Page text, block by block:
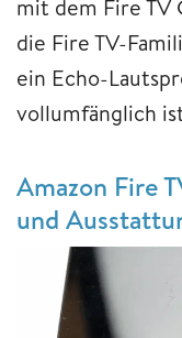
mit dem Fire TV
die Fire TV-
ein Echo-
vollumfänglich
Amazon Fire
und